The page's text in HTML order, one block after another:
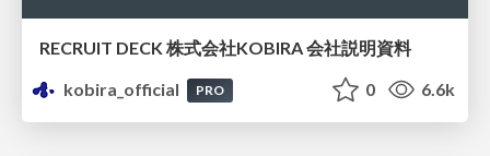
RECRUIT DECK 株式会社KOBIRA 会社説明資料
kobira_official
PRO 0 6.6k